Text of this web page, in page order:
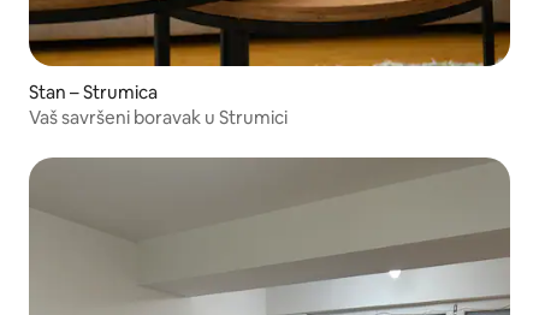
Stan – Strumica
Vaš savršeni boravak u Strumici